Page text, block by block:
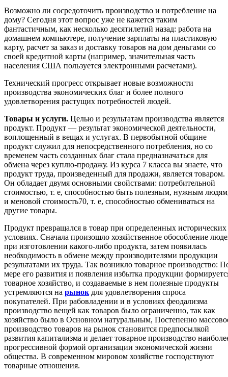
Возможно ли сосредоточить производство и потребление на
дому? Сегодня этот вопрос уже не кажется таким
фантастичным, как несколько десятилетий назад: работа на
домашнем компьютере, получение зарплаты на пластиковую
карту, расчет за заказ и доставку товаров на дом деньгами со
своей кредитной карты (например, значительная часть
населения США пользуется электронными расчетами).
Технический прогресс открывает новые возможности
производства экономических благ и более полного
удовлетворения растущих потребностей людей.
Товары и услуги. Целью и результатам производства является
продукт. Продукт — результат экономической деятельности,
воплощенный в вещах и услугах. В первобытной общине
продукт служил для непосредственного потребления, но со
временем часть созданных благ стала предназначаться для
обмена через куплю-продажу. Из курса 7 класса вы знаете, что
продукт труда, произведенный для продажи, является товаром.
Он обладает двумя основными свойствами: потребительной
стоимостью, т. е, способностью быть полезным, нужным
и меновой стоимость70, т. е, способностью обмениваться на
другие товары.
Продукт превращался в товар при определенных исторических
условиях. Сначала произошло хозяйственное обособление
при изготовлении какого-либо продукта, затем появилась
необходимость в обмене между производителями продукции
результатами их труда. Так возникло товарное производство:
мере его развития и появления избытка продукции
товарное хозяйство, и создаваемые в нем полезные продукты
устремляются на рынок для удовлетворения спроса
покупателей. При рабовладении и в условиях феодализма
производство вещей как товаров было ограниченно, так как
хозяйство было в Основном натуральным, Постепенно
производство товаров на рынок становится предпосылкой
развития капитализма и делает товарное производство
прогрессивной формой организации экономической жизни
общества. В современном мировом хозяйстве господствуют
товарные отношения.